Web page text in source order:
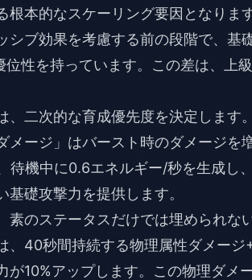
根本的なスケーリング要因となりま
シブ効果を考慮する前の段階で、
位性を持っています。この差は、上
、二次的な育成優先度を決定しま
メージ」はバースト時のダメージ
待機中に0.6エネルギー/秒を生成し
基礎攻撃力を提供します。
素のステータスだけでは埋められな
、40秒間持続する物理属性ダメー
が10%アップします。この物理ダメ